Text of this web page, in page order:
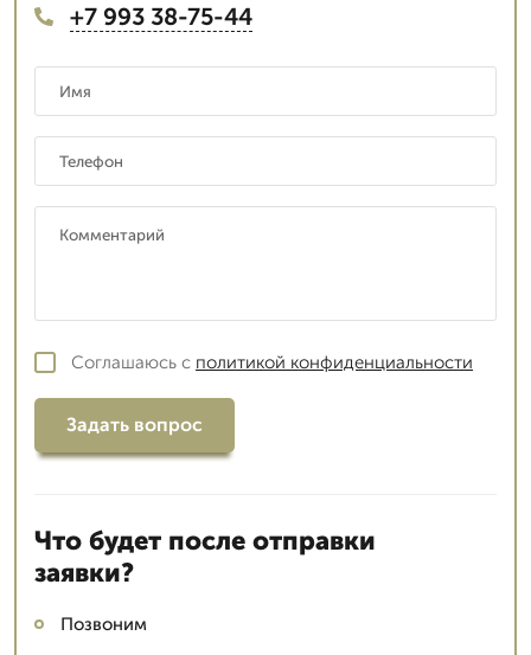
+7 993 38-75-44
Соглашаюсь с политикой конфиденциальности
Задать вопрос
Что будет после отправки
заявки?
Позвоним